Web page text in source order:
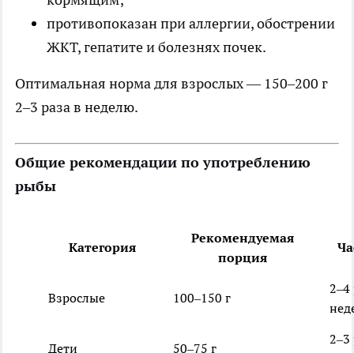
противопоказан при аллергии, обострении
ЖКТ, гепатите и болезнях почек.
Оптимальная норма для взрослых — 150–200 г
2–3 раза в неделю.
Общие рекомендации по употреблению
рыбы
Категория
Рекомендуемая
порция
Взрослые 100–150 г
2–4
Дети 50–75 г
2–3